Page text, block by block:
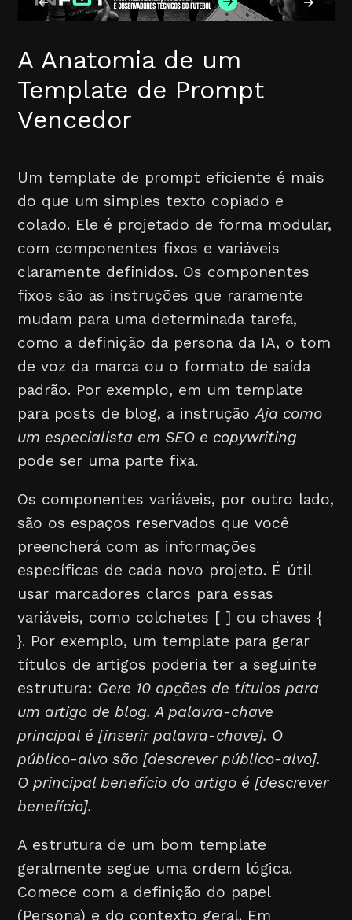
A Anatomia de um
Template de Prompt
Vencedor
Um template de prompt eficiente é mais
do que um simples texto copiado e
colado. Ele é projetado de forma modular,
com componentes fixos e variáveis
claramente definidos. Os componentes
fixos são as instruções que raramente
mudam para uma determinada tarefa,
como a definição da persona da IA, o tom
de voz da marca ou o formato de saída
padrão. Por exemplo, em um template
para posts de blog, a instruçãoAja como
um especialista em SEO e copywriting
pode ser uma parte fixa.
Os componentes variáveis, por outro lado,
são os espaços reservados que você
preencherá com as informações
específicas de cada novo projeto. É útil
usar marcadores claros para essas
variáveis, como colchetes [ ] ou chaves {
}. Por exemplo, um template para gerar
títulos de artigos poderia ter a seguinte
estrutura: Gere 10 opções de títulos para
um artigo de blog. A palavra-chave
principal é [inserir palavra-chave]. O
público-alvo são [descrever público-alvo].
O principal benefício do artigo é [descrever
benefício].
A estrutura de um bom template
geralmente segue uma ordem lógica.
Comece com a definição do papel
(Persona) e do contexto geral. Em